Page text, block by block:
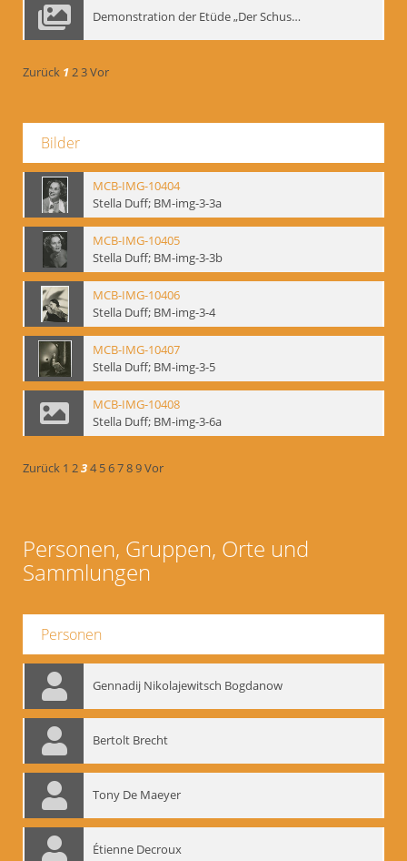
Demonstration der Etüde „Der Schuss mit dem Bogen“ durch Gennadij Nikolajewitsch Bogdanow, Berlin 1991
Zurück 123Vor
Bilder
MCB-IMG-10404
Stella Duff; BM-img-3-3a
MCB-IMG-10405
Stella Duff; BM-img-3-3b
MCB-IMG-10406
Stella Duff; BM-img-3-4
MCB-IMG-10407
Stella Duff; BM-img-3-5
MCB-IMG-10408
Stella Duff; BM-img-3-6a
Zurück 1 234 56789Vor
Personen, Gruppen, Orte und
Sammlungen
Personen
Gennadij Nikolajewitsch Bogdanow
Bertolt Brecht
Tony De Maeyer
Étienne Decroux